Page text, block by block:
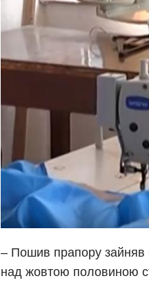
– Пошив прапору
над жовтою половиною